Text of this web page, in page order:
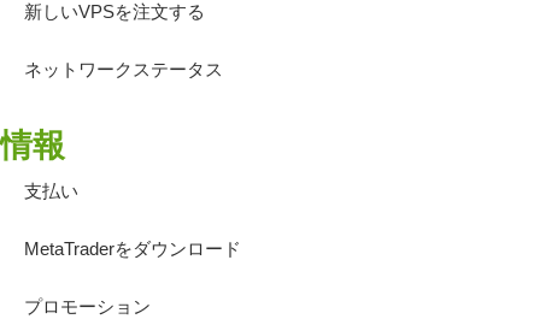
新しいVPSを注文する
ネットワークステータス
情報
支払い
MetaTraderをダウンロード
プロモーション